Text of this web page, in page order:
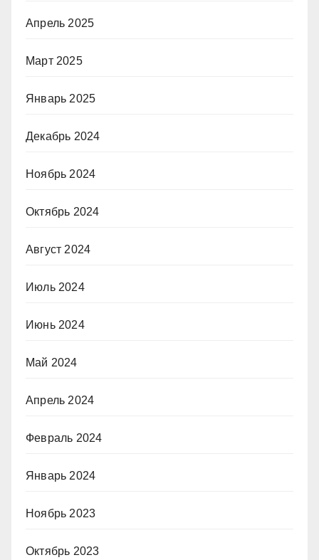
Апрель 2025
Март 2025
Январь 2025
Декабрь 2024
Ноябрь 2024
Октябрь 2024
Август 2024
Июль 2024
Июнь 2024
Май 2024
Апрель 2024
Февраль 2024
Январь 2024
Ноябрь 2023
Октябрь 2023